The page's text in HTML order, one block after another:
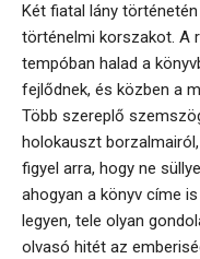
Két fiatal lány
történelmi korszakot. A
tempóban halad a
fejlődnek, és közben a
Több szereplő
holokauszt
figyel arra, hogy ne
ahogyan a könyv címe
legyen, tele olyan
olvasó hitét az